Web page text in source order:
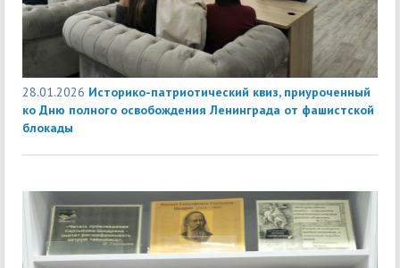
28.01.2026 Историко-патриотический квиз, приуроченный
ко Дню полного освобождения Ленинграда от фашистской
блокады